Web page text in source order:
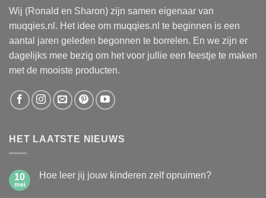
Wij (Ronald en Sharon) zijn samen eigenaar van
muqqies.nl. Het idee om muqqies.nl te beginnen is een
aantal jaren geleden begonnen te borrelen. En we zijn er
dagelijks mee bezig om het voor jullie een feestje te maken
met de mooiste producten.
HET LAATSTE NIEUWS
10
mei
Hoe leer jij jouw kinderen zelf opruimen?